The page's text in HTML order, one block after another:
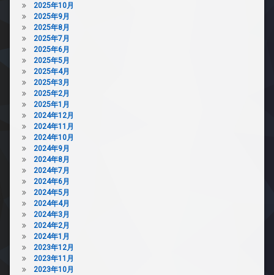
2025年10月
2025年9月
2025年8月
2025年7月
2025年6月
2025年5月
2025年4月
2025年3月
2025年2月
2025年1月
2024年12月
2024年11月
2024年10月
2024年9月
2024年8月
2024年7月
2024年6月
2024年5月
2024年4月
2024年3月
2024年2月
2024年1月
2023年12月
2023年11月
2023年10月